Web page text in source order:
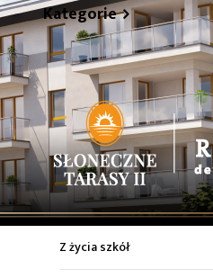
Kategorie
Z życia miasta
Sport
Kultura
Wiadomości z regionu
Z życia szkół